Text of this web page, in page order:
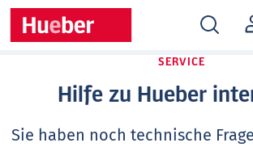
SERVICE
Hilfe zu Hueber
Sie haben noch technische